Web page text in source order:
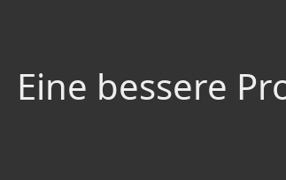
Eine bessere